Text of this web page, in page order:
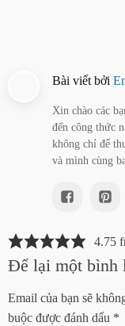
Bài viết bởi
Xin chào các
đến công thức
không chỉ để
và mình cùng
4.75
Để lại một bình
Email của bạn sẽ
buộc được đánh dấu *